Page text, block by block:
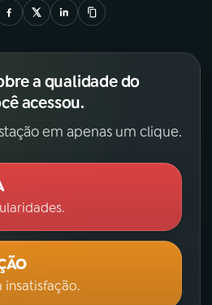
a qualidade do
acessou.
em apenas um clique.
insatisfação.